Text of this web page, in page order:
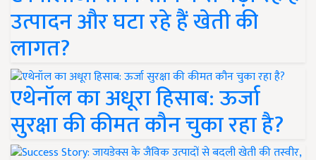
उत्पादन और घटा रहे हैं खेती की
लागत?
एथेनॉल का अधूरा हिसाब: ऊर्जा
सुरक्षा की कीमत कौन चुका रहा है?